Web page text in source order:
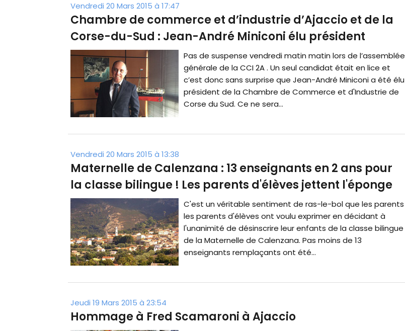
Vendredi 20 Mars 2015 à 17:47
Chambre de commerce et d’industrie d’Ajaccio et de la
Corse-du-Sud : Jean-André Miniconi élu président
Pas de suspense vendredi matin matin lors de l’assemblée
générale de la CCI 2A . Un seul candidat était en lice et
c’est donc sans surprise que Jean-André Miniconi a été élu
président de la Chambre de Commerce et d'Industrie de
Corse du Sud. Ce ne sera...
Vendredi 20 Mars 2015 à 13:38
Maternelle de Calenzana : 13 enseignants en 2 ans pour
la classe bilingue ! Les parents d'élèves jettent l'éponge
C'est un véritable sentiment de ras-le-bol que les parents
les parents d'élèves ont voulu exprimer en décidant à
l'unanimité de désinscrire leur enfants de la classe bilingue
de la Maternelle de Calenzana. Pas moins de 13
enseignants remplaçants ont été...
Jeudi 19 Mars 2015 à 23:54
Hommage à Fred Scamaroni à Ajaccio